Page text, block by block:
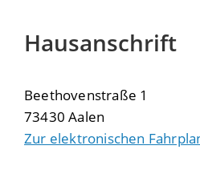
Hausanschrift
Beethovenstraße 1
73430 Aalen
Zur elektronischen